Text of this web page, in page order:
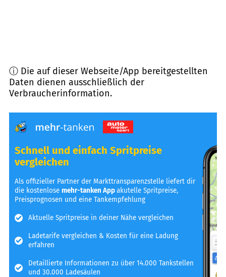
ⓘ Die auf dieser Webseite/App bereitgestellten
Daten dienen ausschließlich der
Verbraucherinformation.
Schnell und einfach Spritpreise
vergleichen
Als offizieller Partner der Markttransparenzstelle liefert dir
die kostenlosemehr-tanken Appakutelle Spritpreise,
Preisprognosen und eine Tankempfehlung
Aktuelle Spritpreise in deiner Nähe vergleichen
Ladetarife vergleichen & Kosten für eine Ladung
erfahren
Detaillierte Informationen zu über 14.000 Tankstellen
und 30.000 Ladesäulen